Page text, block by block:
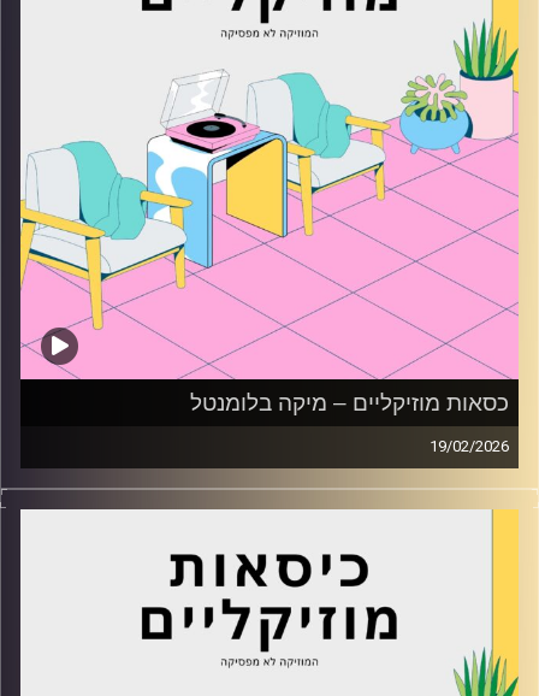
כסאות מוזיקליים – מיקה בלומנטל
19/02/2026
כסאות מוזיקליים עם מיקה בלומנטל